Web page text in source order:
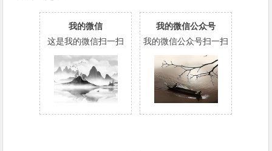
我的微信
这是我的微信扫一扫
我的微信公众号
我的微信公众号扫一扫